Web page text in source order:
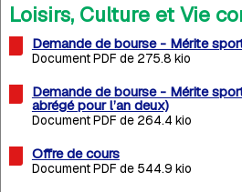
Loisirs, Culture et Vie
Demande de bourse - Mérite
Document PDF de 275.8 kio
Demande de bourse - Mérite
abrégé pour l’an deux)
Document PDF de 264.4 kio
Offre de cours
Document PDF de 544.9 kio